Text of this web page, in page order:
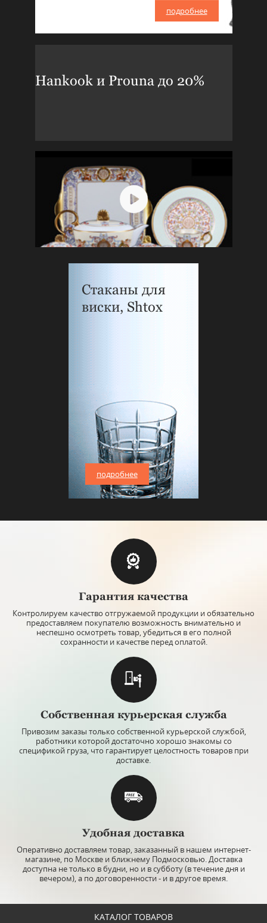
подробнее
Hankook и Prouna до 20%
Стаканы для
виски, Shtox
подробнее
Гарантия качества
Контролируем качество отгружаемой продукции и обязательно
предоставляем покупателю возможность внимательно и
неспешно осмотреть товар, убедиться в его полной
сохранности и качестве перед оплатой.
Собственная курьерская служба
Привозим заказы только собственной курьерской службой,
работники которой достаточно хорошо знакомы со
спецификой груза, что гарантирует целостность товаров при
доставке.
Удобная доставка
Оперативно доставляем товар, заказанный в нашем интернет-
магазине, по Москве и ближнему Подмосковью. Доставка
доступна не только в будни, но и в субботу (в течение дня и
вечером), а по договоренности - и в другое время.
КАТАЛОГ ТОВАРОВ